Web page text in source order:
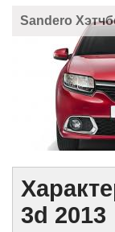
Sandero
3d 2013